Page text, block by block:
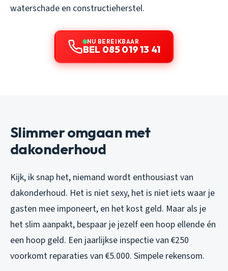
waterschade en constructieherstel.
NU BEREIKBAAR
BEL 085 019 13 41
Slimmer omgaan met
dakonderhoud
Kijk, ik snap het, niemand wordt enthousiast van
dakonderhoud. Het is niet sexy, het is niet iets waar je
gasten mee imponeert, en het kost geld. Maar als je
het slim aanpakt, bespaar je jezelf een hoop ellende én
een hoop geld. Een jaarlijkse inspectie van €250
voorkomt reparaties van €5.000. Simpele rekensom.